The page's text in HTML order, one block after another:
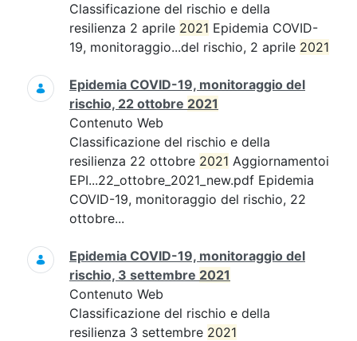
Classificazione del rischio e della
resilienza 2 aprile 2021 Epidemia COVID-
19, monitoraggio...del rischio, 2 aprile 2021
Epidemia COVID-19, monitoraggio del
rischio, 22 ottobre 2021
Contenuto Web
Classificazione del rischio e della
resilienza 22 ottobre 2021 Aggiornamentoi
EPI...22_ottobre_2021_new.pdf Epidemia
COVID-19, monitoraggio del rischio, 22
ottobre...
Epidemia COVID-19, monitoraggio del
rischio, 3 settembre 2021
Contenuto Web
Classificazione del rischio e della
resilienza 3 settembre 2021